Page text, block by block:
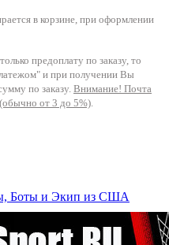
в корзине, при оформлении
предоплату по заказу, то
и при получении Вы
по заказу. Внимание! Почта
от 3 до 5%).
Боты и Экип из США